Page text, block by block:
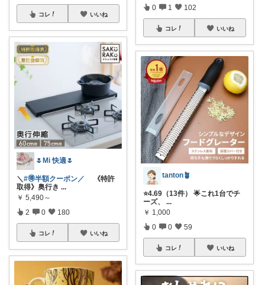
コレ いいね
🌷Mi 快適🌷
＼#🉐半額クーポン／ 《特許
取得》奥行き ...
￥ 5,490～
2 0 180
コレ いいね
0 1 102
コレ いいね
tanton🪴
⭐4.69（13件） 🌟これ1台でチ
ーズ、
...
￥ 1,000
0 0 59
コレ いいね